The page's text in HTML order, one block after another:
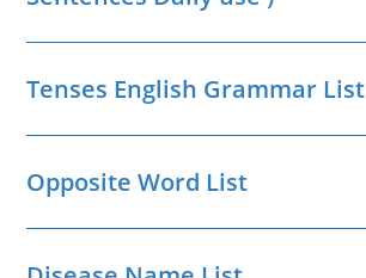
Tenses English Grammar List
Opposite Word List